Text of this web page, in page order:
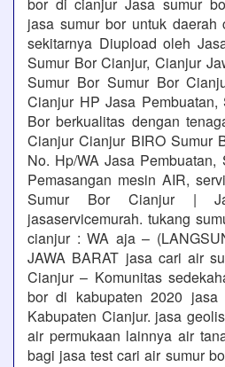
jasa sumur bor untuk
sekitarnya Diupload oleh
Sumur Bor Cianjur, Cianjur
Sumur Bor Sumur Bor
Cianjur HP Jasa
Bor berkualitas dengan
Cianjur Cianjur BIRO Sumur
No. Hp/WA Jasa
Pemasangan mesin AIR,
Sumur Bor Cianjur |
jasaservicemurah. tukang
cianjur : WA aja –
JAWA BARAT jasa cari air
Cianjur – Komunitas
bor di kabupaten 2020
Kabupaten Cianjur. jasa
air permukaan lainnya air
bagi jasa test cari air sumur